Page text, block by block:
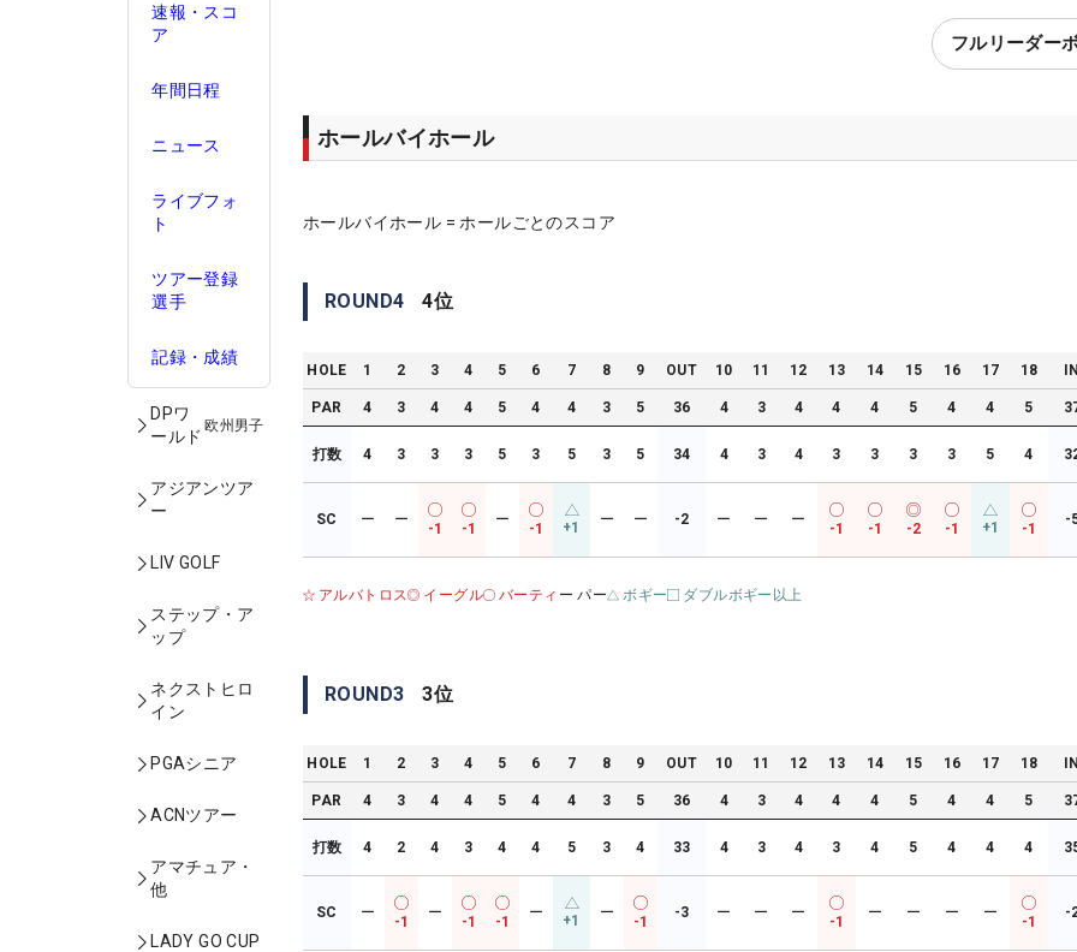
速報・スコ
ア
年間日程
ニュース
ライブフォ
ト
ツアー登録
選手
記録・成績
DPワ
ールド
欧州男子
アジアンツア
ー
LIV GOLF
ステップ・ア
ップ
ネクストヒロ
イン
PGAシニア
ACNツアー
アマチュア・
他
LADY GO CUP
フルリーダー
ホールバイホール
ホールバイホール = ホールごとのスコア
ROUND4 4位
HOLE 1 2 3 4 5 6 7 8 9 OUT 10 11 12 13 14 15 16 17 18
PAR 4 3 4 4 5 4 4 3 5 36 4 3 4 4 4 5 4 4 5
打数 4 3 3 3 5 3 5 3 5 34 4 3 4 3 3 3 3 5 4
SC ー ー
-1 -1
ー
-1 +1 ー ー -2 ー ー ー
-1 -1 -2 -1 +1 -1
-
アルバトロス イーグル バーティ ー パー ボギー ダブルボギー以上
ROUND3 3位
HOLE 1 2 3 4 5 6 7 8 9 OUT 10 11 12 13 14 15 16 17 18
PAR 4 3 4 4 5 4 4 3 5 36 4 3 4 4 4 5 4 4 5
打数 4 2 4 3 4 4 5 3 4 33 4 3 4 3 4 5 4 4 4
SC ー
-1
ー
-1 -1
ー +1 ー
-1
-3 ー ー ー
-1
ー ー ー ー
-1
-